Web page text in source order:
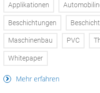
Applikationen
Beschichtungen
Maschinenbau PVC
Whitepaper
Mehr erfahren